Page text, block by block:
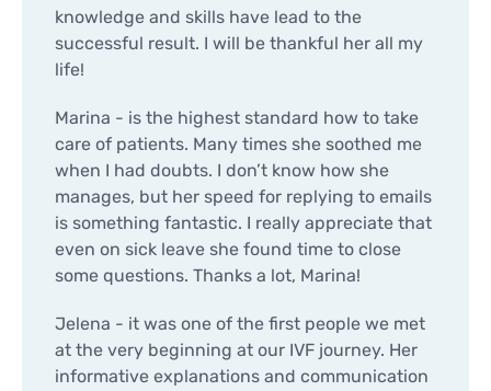
knowledge and skills have lead to the
successful result. I will be thankful her all my
life!
Marina - is the highest standard how to take
care of patients. Many times she soothed me
when I had doubts. I don’t know how she
manages, but her speed for replying to emails
is something fantastic. I really appreciate that
even on sick leave she found time to close
some questions. Thanks a lot, Marina!
Jelena - it was one of the first people we met
at the very beginning at our IVF journey. Her
informative explanations and communication